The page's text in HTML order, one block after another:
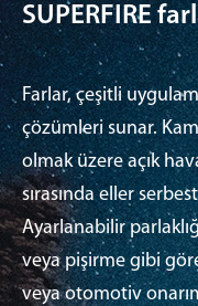
SUPERFIRE
Farlar, çeşitli
çözümleri sunar.
olmak üzere açık
sırasında eller
Ayarlanabilir
veya pişirme gibi
veya otomotiv